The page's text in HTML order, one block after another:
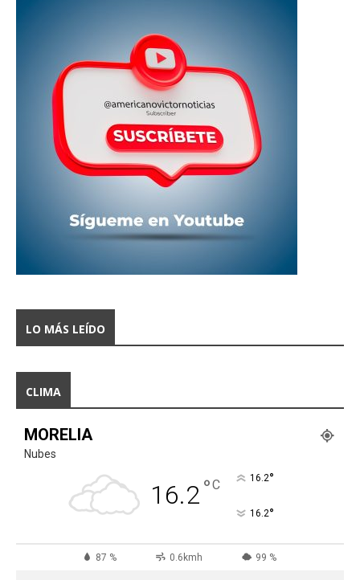
LO MÁS LEÍDO
CLIMA
MORELIA
Nubes
16.2°C 16.2°
16.2°
87 % 0.6kmh 99 %